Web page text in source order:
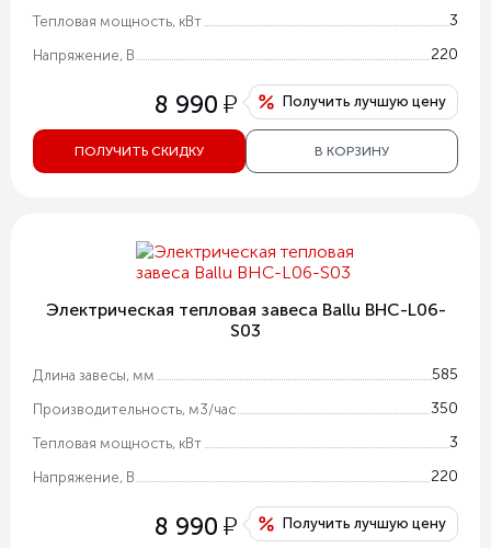
Тепловая мощность, кВт 3
Напряжение, В 220
8 990 у Получить лучшую цену
ПОЛУЧИТЬ СКИДКУ В КОРЗИНУ
Электрическая тепловая завеса Ballu BHC-L06-
S03
Длина завесы, мм 585
Производительность, м3/час 350
Тепловая мощность, кВт 3
Напряжение, В 220
8 990 у Получить лучшую цену